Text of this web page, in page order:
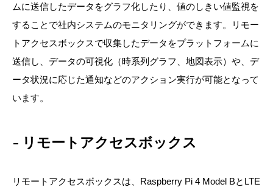
ムに送信したデータをグラフ化したり、値のしきい値監視を
することで社内システムのモニタリングができます。リモー
トアクセスボックスで収集したデータをプラットフォームに
送信し、データの可視化（時系列グラフ、地図表示）や、デ
ータ状況に応じた通知などのアクション実行が可能となって
います。
リモートアクセスボックス
リモートアクセスボックスは、Raspberry Pi 4 Model BとLTE